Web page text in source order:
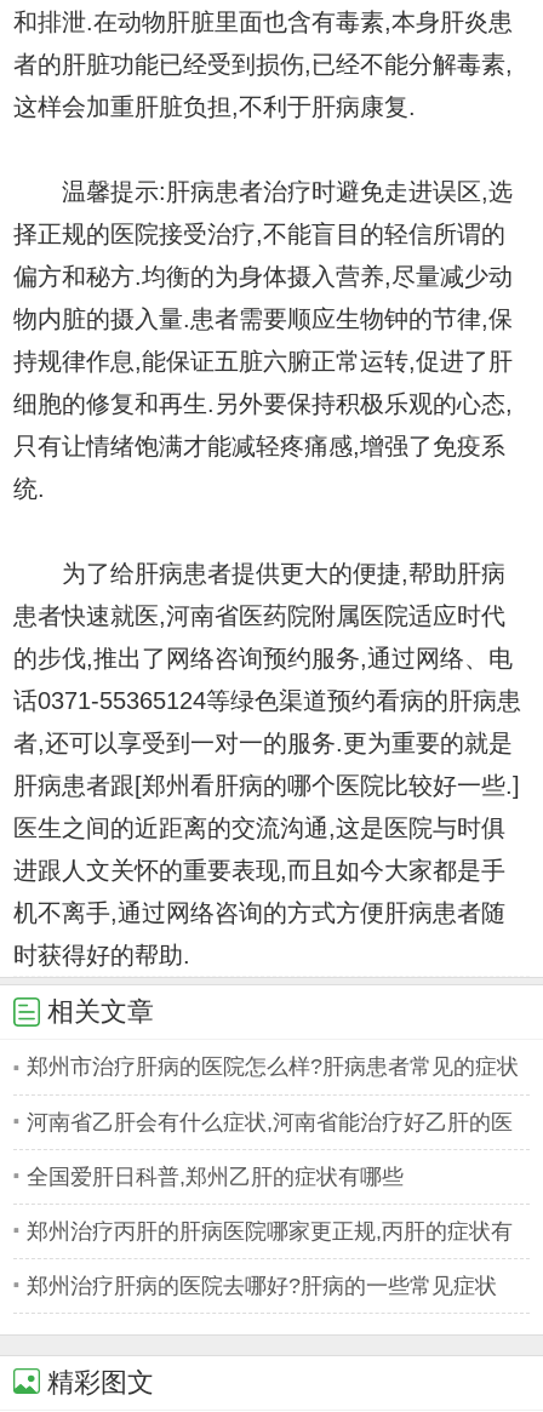
和排泄.在动物肝脏里面也含有毒素,本身肝炎患
者的肝脏功能已经受到损伤,已经不能分解毒素,
这样会加重肝脏负担,不利于肝病康复.
温馨提示:肝病患者治疗时避免走进误区,选
择正规的医院接受治疗,不能盲目的轻信所谓的
偏方和秘方.均衡的为身体摄入营养,尽量减少动
物内脏的摄入量.患者需要顺应生物钟的节律,保
持规律作息,能保证五脏六腑正常运转,促进了肝
细胞的修复和再生.另外要保持积极乐观的心态,
只有让情绪饱满才能减轻疼痛感,增强了免疫系
统.
为了给肝病患者提供更大的便捷,帮助肝病
患者快速就医,河南省医药院附属医院适应时代
的步伐,推出了网络咨询预约服务,通过网络、电
话0371-55365124等绿色渠道预约看病的肝病患
者,还可以享受到一对一的服务.更为重要的就是
肝病患者跟[郑州看肝病的哪个医院比较好一些.]
医生之间的近距离的交流沟通,这是医院与时俱
进跟人文关怀的重要表现,而且如今大家都是手
机不离手,通过网络咨询的方式方便肝病患者随
时获得好的帮助.
相关文章
郑州市治疗肝病的医院怎么样?肝病患者常见的症状
有哪些
河南省乙肝会有什么症状,河南省能治疗好乙肝的医
院全国爱肝日科普,郑州乙肝的症状有哪些
郑州治疗丙肝的肝病医院哪家更正规,丙肝的症状有
哪些
郑州治疗肝病的医院去哪好?肝病的一些常见症状
精彩图文